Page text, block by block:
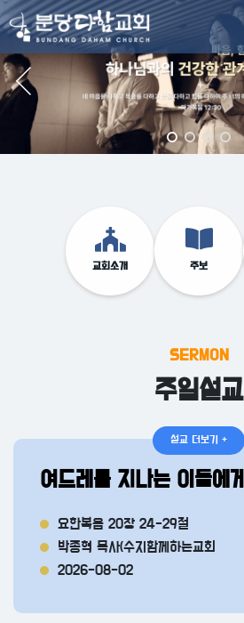
교회소개 주보
SERMON
주일설교
설교 더보기 +
여드레를 지나는 이들에게
요한복음 20장 24-29절
박종혁 목사(수지함께하는교회
2026-08-02